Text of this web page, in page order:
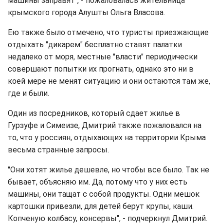
крымского города Алушты Ольга Власова.
Ею также было отмечено, что туристы приезжающие
отдыхать "дикарем" бесплатно ставят палатки
недалеко от моря, местные "власти" периодически
совершают попытки их прогнать, однако это ни в
коей мере не менят ситуацию и они остаются там же,
где и были.
Один из посредников, который сдает жилье в
Гурзуфе и Симеизе, Дмитрий также пожаловался на
то, что у россиян, отдыхающих на территории Крыма
весьма странные запросы.
"Они хотят жилье дешевле, но чтобы все было. Так не
бывает, объясняю им. Да, потому что у них есть
машины, они тащат с собой продукты. Одни мешок
картошки привезли, для детей берут крупы, каши.
Копченую колбасу, консервы", - подчеркнул Дмитрий.